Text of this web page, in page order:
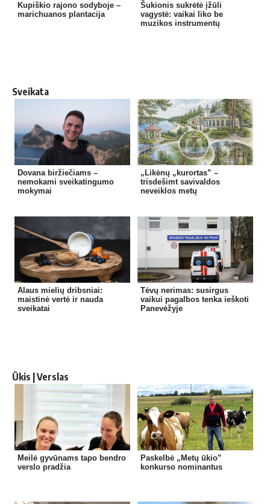
Kupiškio rajono sodyboje –
marichuanos plantacija
Šukionis sukrėtė įžūli
vagystė: vaikai liko be
muzikos instrumentų
Sveikata
Dovana biržiečiams –
nemokami sveikatingumo
mokymai
„Likėnų „kurortas” –
trisdešimt savivaldos
neveiklos metų
Alaus mielių dribsniai:
maistinė vertė ir nauda
sveikatai
Tėvų nerimas: susirgus
vaikui pagalbos tenka ieškoti
Panevėžyje
Ūkis | Verslas
Meilė gyvūnams tapo bendro
verslo pradžia
Paskelbė „Metų ūkio”
konkurso nominantus